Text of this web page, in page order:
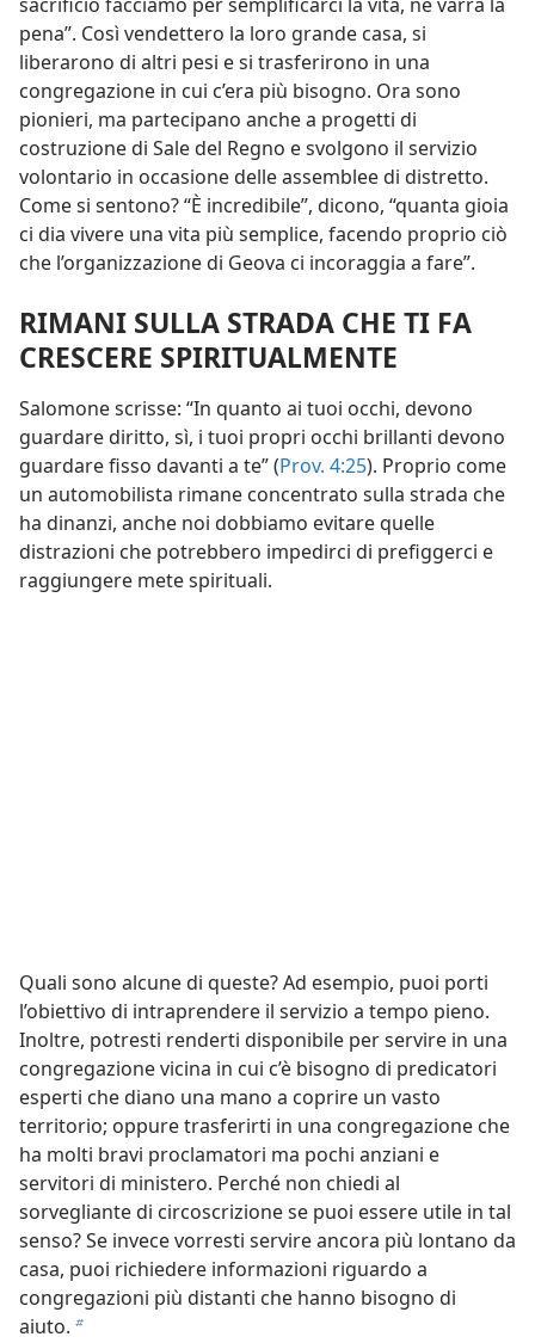
sacrificio facciamo per semplificarci la vita, ne varrà la
pena”. Così vendettero la loro grande casa, si
liberarono di altri pesi e si trasferirono in una
congregazione in cui c’era più bisogno. Ora sono
pionieri, ma partecipano anche a progetti di
costruzione di Sale del Regno e svolgono il servizio
volontario in occasione delle assemblee di distretto.
Come si sentono? “È incredibile”, dicono, “quanta gioia
ci dia vivere una vita più semplice, facendo proprio ciò
che l’organizzazione di Geova ci incoraggia a fare”.
RIMANI SULLA STRADA CHE TI FA
CRESCERE SPIRITUALMENTE
Salomone scrisse: “In quanto ai tuoi occhi, devono
guardare diritto, sì, i tuoi propri occhi brillanti devono
guardare fisso davanti a te” (Prov. 4:25). Proprio come
un automobilista rimane concentrato sulla strada che
ha dinanzi, anche noi dobbiamo evitare quelle
distrazioni che potrebbero impedirci di prefiggerci e
raggiungere mete spirituali.
Quali sono alcune di queste? Ad esempio, puoi porti
l’obiettivo di intraprendere il servizio a tempo pieno.
Inoltre, potresti renderti disponibile per servire in una
congregazione vicina in cui c’è bisogno di predicatori
esperti che diano una mano a coprire un vasto
territorio; oppure trasferirti in una congregazione che
ha molti bravi proclamatori ma pochi anziani e
servitori di ministero. Perché non chiedi al
sorvegliante di circoscrizione se puoi essere utile in tal
senso? Se invece vorresti servire ancora più lontano da
casa, puoi richiedere informazioni riguardo a
congregazioni più distanti che hanno bisogno di
aiuto. b